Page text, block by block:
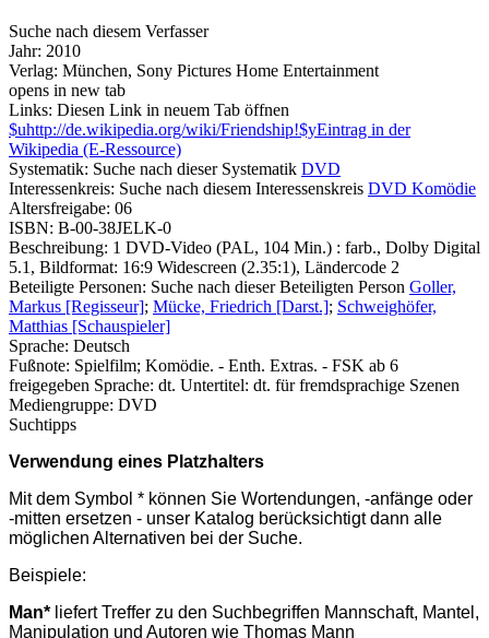
Suche nach diesem Verfasser
Jahr: 2010
Verlag: München, Sony Pictures Home Entertainment
opens in new tab
Links: Diesen Link in neuem Tab öffnen
$uhttp://de.wikipedia.org/wiki/Friendship!$yEintrag in der
Wikipedia (E-Ressource)
Systematik: Suche nach dieser Systematik DVD
Interessenkreis: Suche nach diesem Interessenskreis DVD Komödie
Altersfreigabe: 06
ISBN: B-00-38JELK-0
Beschreibung: 1 DVD-Video (PAL, 104 Min.) : farb., Dolby Digital
5.1, Bildformat: 16:9 Widescreen (2.35:1), Ländercode 2
Beteiligte Personen: Suche nach dieser Beteiligten Person Goller,
Markus [Regisseur]; Mücke, Friedrich [Darst.]; Schweighöfer,
Matthias [Schauspieler]
Sprache: Deutsch
Fußnote: Spielfilm; Komödie. - Enth. Extras. - FSK ab 6
freigegeben Sprache: dt. Untertitel: dt. für fremdsprachige Szenen
Mediengruppe: DVD
Suchtipps
Verwendung eines Platzhalters
Mit dem Symbol * können Sie Wortendungen, -anfänge oder
-mitten ersetzen - unser Katalog berücksichtigt dann alle
möglichen Alternativen bei der Suche.
Beispiele:
Man* liefert Treffer zu den Suchbegriffen Mannschaft, Mantel,
Manipulation und Autoren wie Thomas Mann